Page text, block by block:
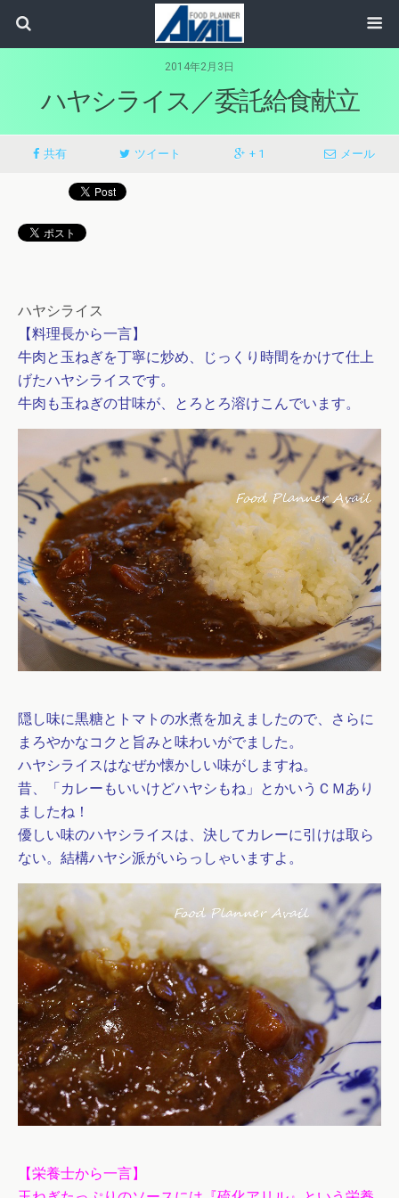
2014年2月3日
ハヤシライス／委託給食献立
共有 ツイート + 1 メール
ハヤシライス
【料理長から一言】
牛肉と玉ねぎを丁寧に炒め、じっくり時間をかけて仕上
げたハヤシライスです。
牛肉も玉ねぎの甘味が、とろとろ溶けこんでいます。
隠し味に黒糖とトマトの水煮を加えましたので、さらに
まろやかなコクと旨みと味わいがでました。
ハヤシライスはなぜか懐かしい味がしますね。
昔、「カレーもいいけどハヤシもね」とかいうＣＭあり
ましたね！
優しい味のハヤシライスは、決してカレーに引けは取ら
ない。結構ハヤシ派がいらっしゃいますよ。
【栄養士から一言】